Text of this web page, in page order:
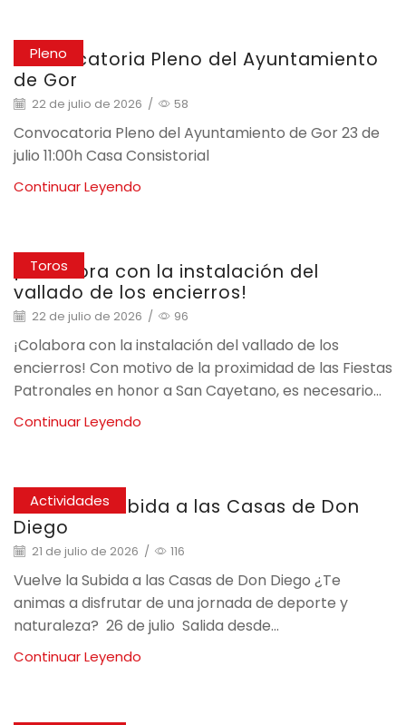
Pleno
Convocatoria Pleno del Ayuntamiento
de Gor
22 de julio de 2026 / 58
Convocatoria Pleno del Ayuntamiento de Gor 23 de
julio 11:00h Casa Consistorial
Continuar Leyendo
Toros
¡Colabora con la instalación del
vallado de los encierros!
22 de julio de 2026 / 96
¡Colabora con la instalación del vallado de los
encierros! Con motivo de la proximidad de las Fiestas
Patronales en honor a San Cayetano, es necesario...
Continuar Leyendo
Actividades
Vuelve la Subida a las Casas de Don
Diego
21 de julio de 2026 / 116
Vuelve la Subida a las Casas de Don Diego ¿Te
animas a disfrutar de una jornada de deporte y
naturaleza? 26 de julio Salida desde...
Continuar Leyendo